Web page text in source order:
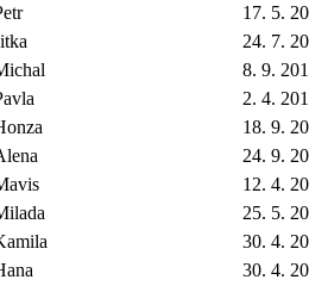
17. 5.
24. 7.
8. 9.
2. 4.
18. 9.
24. 9.
12. 4.
25. 5.
30. 4.
30. 4.